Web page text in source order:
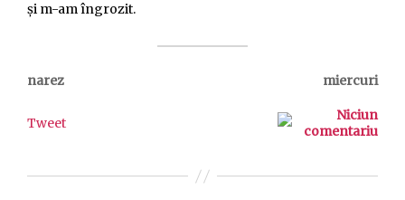
și m-am îngrozit.
narez miercuri
Tweet
Niciun
comentariu